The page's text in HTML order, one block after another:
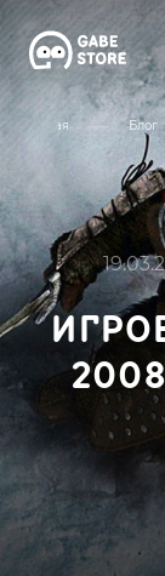
Главная Блог